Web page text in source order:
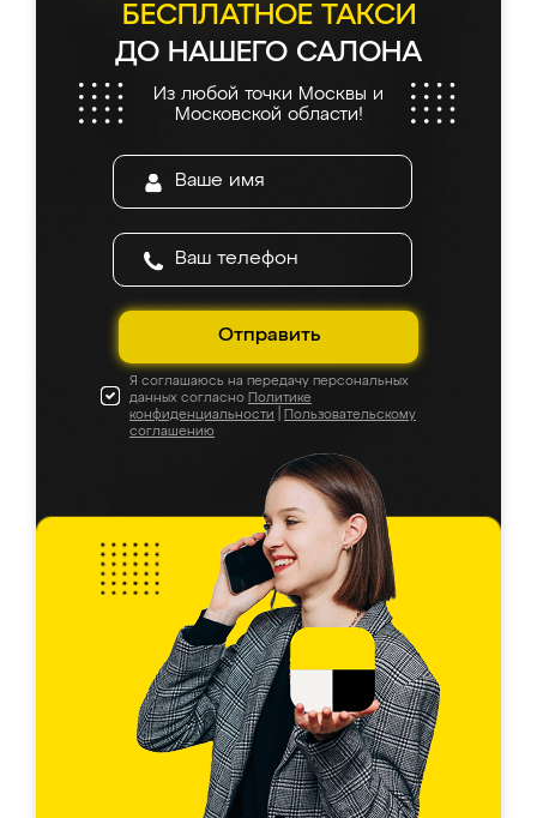
БЕСПЛАТНОЕ ТАКСИ
ДО НАШЕГО САЛОНА
Из любой точки Москвы и
Московской области!
Отправить
Я соглашаюсь на передачу персональных
данных согласно Политике
конфиденциальности
Пользовательскому
соглашению